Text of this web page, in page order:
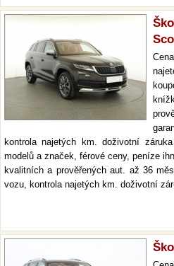
kontrola najetých km. doživotní
modelů a značek, férové ceny, peníze
kvalitních a prověřených aut. až 36
vozu, kontrola najetých km. doživotní